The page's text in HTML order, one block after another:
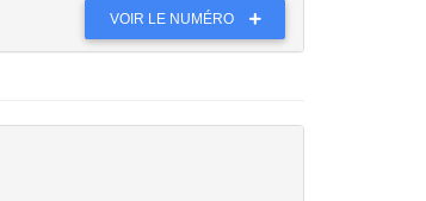
VOIR LE NUMÉRO